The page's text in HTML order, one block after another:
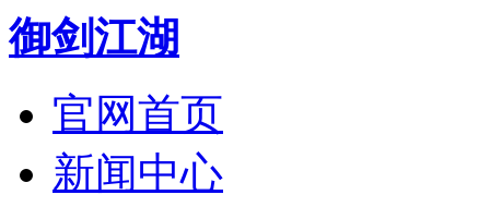
御剑江湖
官网首页
新闻中心